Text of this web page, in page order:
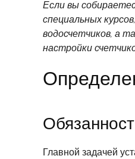
Если вы
специальных
водосчетчиков, а
настройки
Главной задачей